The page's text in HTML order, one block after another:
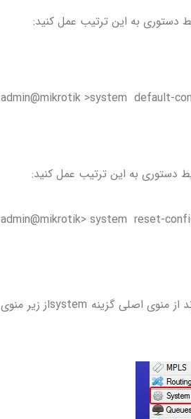
به این ترتیب عمل کنید:
admin@mikrotik >system default-
به این ترتیب عمل کنید:
admin@mikrotik> system reset-
برای تعریف کاربرانی که اجازه login شدن به میکروتیک رادارند از منوی اصلی گزینه systemاز زیر منوی